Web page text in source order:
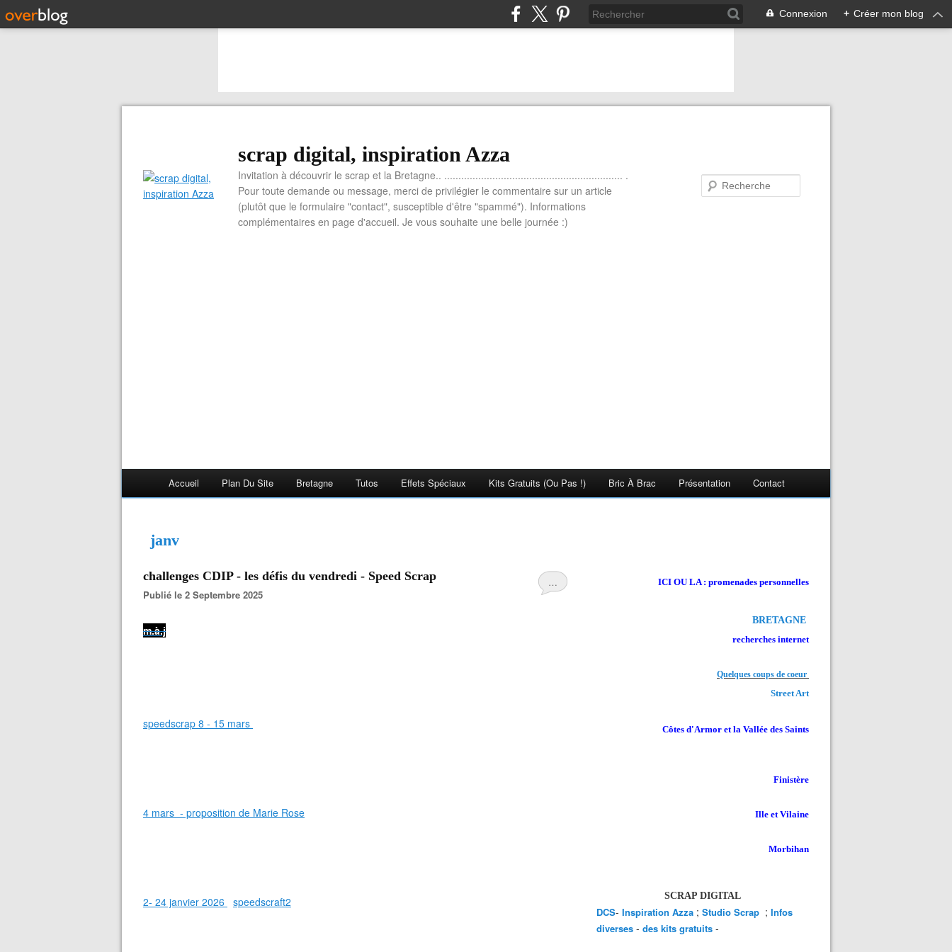
Connexion + Créer mon blog
scrap digital, inspiration Azza
Invitation à découvrir le scrap et la Bretagne.. ............................................................... .
Pour toute demande ou message, merci de privilégier le commentaire sur un article
(plutôt que le formulaire "contact", susceptible d'être "spammé"). Informations
complémentaires en page d'accueil. Je vous souhaite une belle journée :)
Accueil Plan Du Site Bretagne Tutos Effets Spéciaux Kits Gratuits (ou Pas !) Bric À Brac Présentation Contact
janv
…
challenges CDIP - les défis du vendredi - Speed Scrap
Publié le 2 Septembre 2025
m.à.j
speedscrap 8 - 15 mars
4 mars - proposition de Marie Rose
2- 24 janvier 2026 speedscraft2
ICI OU LA : promenades personnelles
BRETAGNE
recherches internet
Quelques coups de coeur
Street Art
Côtes d'Armor et la Vallée des Saints
Finistère
Ille et Vilaine
Morbihan
SCRAP DIGITAL
DCS- Inspiration Azza ; Studio Scrap ; Infos
diverses - des kits gratuits -